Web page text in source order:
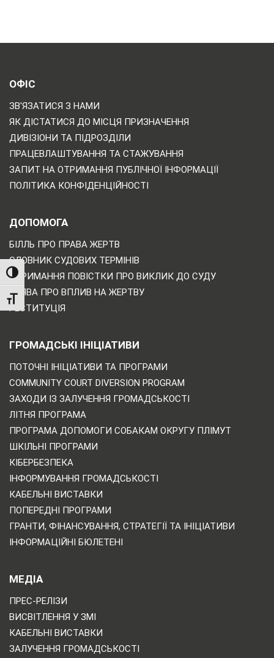
TOGGLE HIGH CONTRAST
TOGGLE FONT SIZE
ОФІС
ЗВ'ЯЗАТИСЯ З НАМИ
ЯК ДІСТАТИСЯ ДО МІСЦЯ ПРИЗНАЧЕННЯ
ДИВІЗІОНИ ТА ПІДРОЗДІЛИ
ПРАЦЕВЛАШТУВАННЯ ТА СТАЖУВАННЯ
ЗАПИТ НА ОТРИМАННЯ ПУБЛІЧНОЇ ІНФОРМАЦІЇ
ПОЛІТИКА КОНФІДЕНЦІЙНОСТІ
ДОПОМОГА
БІЛЛЬ ПРО ПРАВА ЖЕРТВ
СЛОВНИК СУДОВИХ ТЕРМІНІВ
ОТРИМАННЯ ПОВІСТКИ ПРО ВИКЛИК ДО СУДУ
ЗАЯВА ПРО ВПЛИВ НА ЖЕРТВУ
РЕСТИТУЦІЯ
ГРОМАДСЬКІ ІНІЦІАТИВИ
ПОТОЧНІ ІНІЦІАТИВИ ТА ПРОГРАМИ
COMMUNITY COURT DIVERSION PROGRAM
ЗАХОДИ ІЗ ЗАЛУЧЕННЯ ГРОМАДСЬКОСТІ
ЛІТНЯ ПРОГРАМА
ПРОГРАМА ДОПОМОГИ СОБАКАМ ОКРУГУ ПЛІМУТ
ШКІЛЬНІ ПРОГРАМИ
КІБЕРБЕЗПЕКА
ІНФОРМУВАННЯ ГРОМАДСЬКОСТІ
КАБЕЛЬНІ ВИСТАВКИ
ПОПЕРЕДНІ ПРОГРАМИ
ГРАНТИ, ФІНАНСУВАННЯ, СТРАТЕГІЇ ТА ІНІЦІАТИВИ
ІНФОРМАЦІЙНІ БЮЛЕТЕНІ
МЕДІА
ПРЕС-РЕЛІЗИ
ВИСВІТЛЕННЯ У ЗМІ
КАБЕЛЬНІ ВИСТАВКИ
ЗАЛУЧЕННЯ ГРОМАДСЬКОСТІ